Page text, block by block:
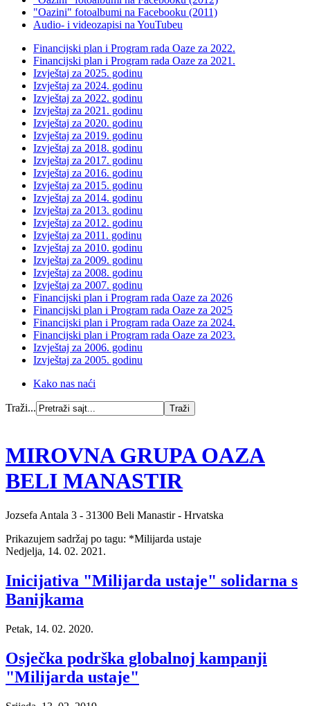
"Oazini" fotoalbumi na Facebooku (2011)
Audio- i videozapisi na YouTubeu
Financijski plan i Program rada Oaze za 2022.
Financijski plan i Program rada Oaze za 2021.
Izvještaj za 2025. godinu
Izvještaj za 2024. godinu
Izvještaj za 2022. godinu
Izvještaj za 2021. godinu
Izvještaj za 2020. godinu
Izvještaj za 2019. godinu
Izvještaj za 2018. godinu
Izvještaj za 2017. godinu
Izvještaj za 2016. godinu
Izvještaj za 2015. godinu
Izvještaj za 2014. godinu
Izvještaj za 2013. godinu
Izvještaj za 2012. godinu
Izvještaj za 2011. godinu
Izvještaj za 2010. godinu
Izvještaj za 2009. godinu
Izvještaj za 2008. godinu
Izvještaj za 2007. godinu
Financijski plan i Program rada Oaze za 2026
Financijski plan i Program rada Oaze za 2025
Financijski plan i Program rada Oaze za 2024.
Financijski plan i Program rada Oaze za 2023.
Izvještaj za 2006. godinu
Izvještaj za 2005. godinu
Kako nas naći
Traži...
MIROVNA GRUPA OAZA
BELI MANASTIR
Jozsefa Antala 3 - 31300 Beli Manastir - Hrvatska
Prikazujem sadržaj po tagu: *Milijarda ustaje
Nedjelja, 14. 02. 2021.
Inicijativa "Milijarda ustaje" solidarna s
Banijkama
Petak, 14. 02. 2020.
Osječka podrška globalnoj kampanji
"Milijarda ustaje"